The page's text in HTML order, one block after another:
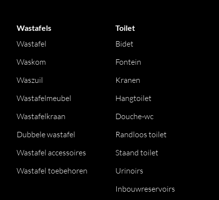
Wastafels
Wastafel
Waskom
Waszuil
Wastafelmeubel
Wastafelkraan
Dubbele wastafel
Wastafel accessoires
Wastafel toebehoren
Toilet
Bidet
Fontein
Kranen
Hangtoilet
Douche-wc
Randloos toilet
Staand toilet
Urinoirs
Inbouwreservoirs